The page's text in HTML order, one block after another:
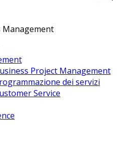
Management
Project Management
dei servizi
Service